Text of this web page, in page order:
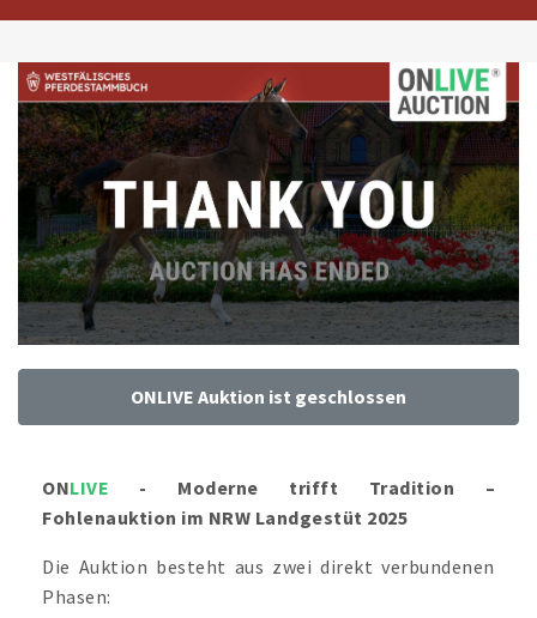
ONLIVE
- Moderne trifft Tradition –
Fohlenauktion im NRW Landgestüt 2025
Die Auktion besteht aus zwei direkt verbundenen
Phasen:
ONLIVE Auktion ist geschlossen